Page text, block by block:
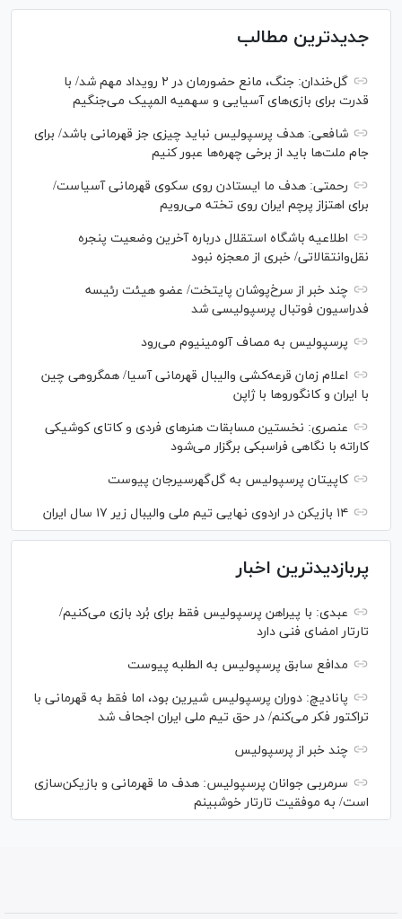
جدیدترین مطالب
گل‌خندان: جنگ، مانع حضورمان در ۲ رویداد مهم شد/ با
قدرت برای بازی‌های آسیایی و سهمیه المپیک می‌جنگیم
شافعی: هدف پرسپولیس نباید چیزی جز قهرمانی باشد/ برای
جام ملت‌ها باید از برخی چهره‌ها عبور کنیم
رحمتی: هدف ما ایستادن روی سکوی قهرمانی آسیاست/
برای اهتزاز پرچم ایران روی تخته می‌رویم
اطلاعیه باشگاه استقلال درباره آخرین وضعیت پنجره
نقل‌وانتقالاتی/ خبری از معجزه نبود
چند خبر از سرخ‌پوشان پایتخت/ عضو هیئت رئیسه
فدراسیون فوتبال پرسپولیسی شد
پرسپولیس به مصاف آلومینیوم می‌رود
اعلام زمان قرعه‌کشی والیبال قهرمانی آسیا/ همگروهی چین
با ایران و کانگورو‌ها با ژاپن
عنصری: نخستین مسابقات هنر‌های فردی و کاتای کوشیکی
کاراته با نگاهی فراسبکی برگزار می‌شود
کاپیتان پرسپولیس به گل‌گهرسیرجان پیوست
۱۴ بازیکن در اردوی نهایی تیم ملی والیبال زیر ۱۷ سال ایران
پربازدیدترین اخبار
عبدی: با پیراهن پرسپولیس فقط برای بُرد بازی می‌کنیم/
تارتار امضای فنی دارد
مدافع سابق پرسپولیس به الطلبه پیوست
پانادیچ: دوران پرسپولیس شیرین بود، اما فقط به قهرمانی با
تراکتور فکر می‌کنم/ در حق تیم ملی ایران اجحاف شد
چند خبر از پرسپولیس
سرمربی جوانان پرسپولیس: هدف ما قهرمانی و بازیکن‌سازی
است/ به موفقیت تارتار خوشبینم